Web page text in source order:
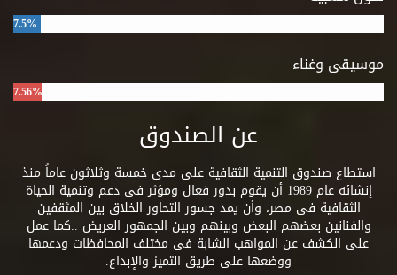
7.5%
موسيقى وغناء
7.56%
عن الصندوق
استطاع صندوق التنمية الثقافية على مدى خمسة وثلاثون عاماً منذ
إنشائه عام 1989 أن يقوم بدور فعال ومؤثر فى دعم وتنمية الحياة
الثقافية فى مصر، وأن يمد جسور التحاور الخلاق بين المثقفين
والفنانين بعضهم البعض وبينهم وبين الجمهور العريض ..كما عمل
على الكشف عن المواهب الشابة فى مختلف المحافظات ودعمها
ووضعها على طريق التميز والإبداع.